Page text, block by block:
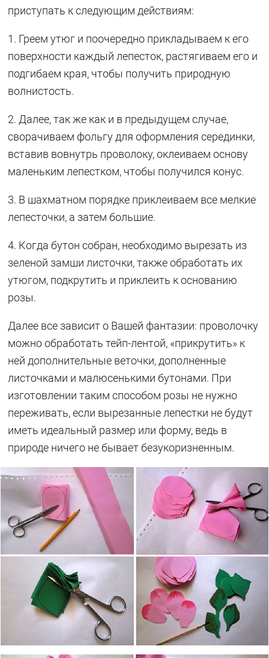
приступать к следующим действиям:
1. Греем утюг и поочередно прикладываем к его
поверхности каждый лепесток, растягиваем его и
подгибаем края, чтобы получить природную
волнистость.
2. Далее, так же как и в предыдущем случае,
сворачиваем фольгу для оформления серединки,
вставив вовнутрь проволоку, оклеиваем основу
маленьким лепестком, чтобы получился конус.
3. В шахматном порядке приклеиваем все мелкие
лепесточки, а затем большие.
4. Когда бутон собран, необходимо вырезать из
зеленой замши листочки, также обработать их
утюгом, подкрутить и приклеить к основанию
розы.
Далее все зависит о Вашей фантазии: проволочку
можно обработать тейп-лентой, «прикрутить» к
ней дополнительные веточки, дополненные
листочками и малюсенькими бутонами. При
изготовлении таким способом розы не нужно
переживать, если вырезанные лепестки не будут
иметь идеальный размер или форму, ведь в
природе ничего не бывает безукоризненным.